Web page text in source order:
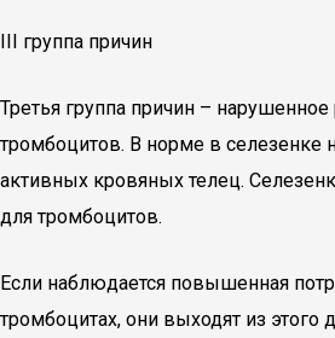
III группа причин
Третья группа причин –
тромбоцитов. В норме в селезенке
активных кровяных телец.
для тромбоцитов.
Если наблюдается повышенная
тромбоцитах, они выходят из этого